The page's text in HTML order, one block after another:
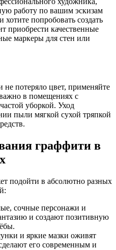
работу по вашим эскизам
попробовать создать
приобрести качественные
маркеры для стен или
потеряло цвет, применяйте
в помещениях с
уборкой. Уход
пыли мягкой сухой тряпкой
граффити в
подойти в абсолютно разных
сочные персонажи и
и создают позитивную
и яркие мазки оживят
его современным и